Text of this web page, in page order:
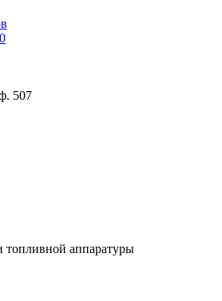
507
топливной аппаратуры